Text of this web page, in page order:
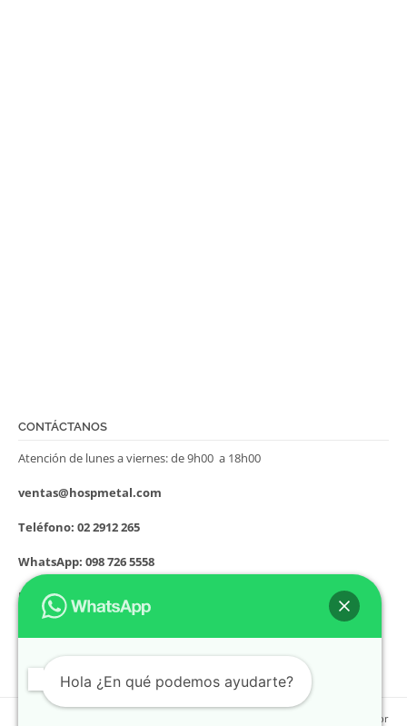
CONTÁCTANOS
Atención de lunes a viernes: de 9h00 a 18h00
ventas@hospmetal.com
Teléfono: 02 2912 265
WhatsApp: 098 726 5558
Dirección: Nicolás de Rocha S34-195 y Alonso de Villanueva Cdla.
Asistencia Social (sector Guajaló)
Copyright (©) 2026 Hospmetal | Directorio Médico Ecuador
Hola ¿En qué podemos ayudarte?